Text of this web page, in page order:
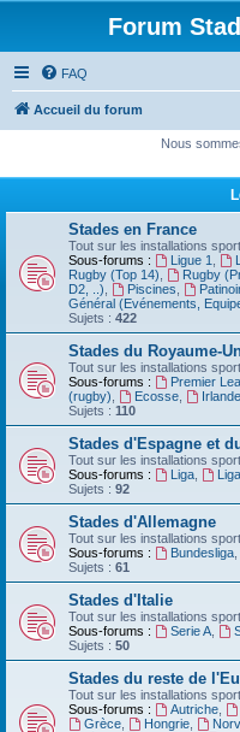
Forum
FAQ
Accueil du forum
Nous
Stades en France
Tout sur les installations
Sous-forums :
Ligue 1
Rugby (Top 14)
Rugby
D2, ..)
Piscines
Général (Evénements,
Sujets : 422
Stades du Royaume-
Tout sur les installations
Sous-forums :
Premier
(rugby)
Ecosse, Irlande
Sujets : 110
Stades d'Espagne et
Tout sur les installations
Sous-forums :
Liga,
Sujets : 92
Stades d'Allemagne
Tout sur les installations
Sous-forums :
Bundesliga,
Sujets : 61
Stades d'Italie
Tout sur les installations
Sous-forums :
Serie A,
Sujets : 50
Stades du reste de
Tout sur les installations
Sous-forums :
Autriche,
Grèce, Hongrie,